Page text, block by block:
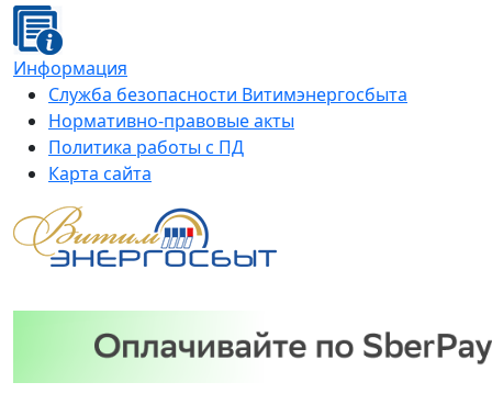
Информация
Служба безопасности Витимэнергосбыта
Нормативно-правовые акты
Политика работы с ПД
Карта сайта